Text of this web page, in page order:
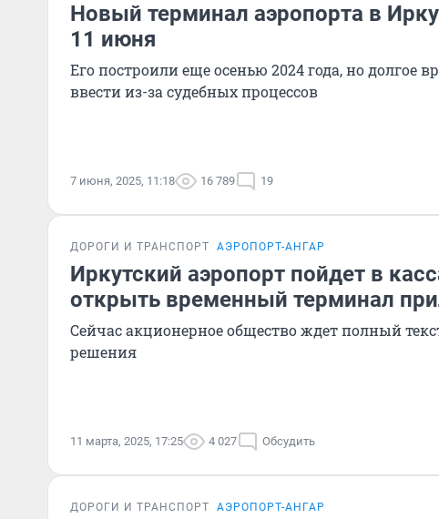
Новый терминал аэропорта в
11 июня
Его построили еще осенью 2024 года, но долгое
ввести из-за судебных процессов
7 июня, 2025, 11:18 16 789 19
ДОРОГИ И ТРАНСПОРТ АЭРОПОРТ-АНГАР
Иркутский аэропорт пойдет в
открыть временный терминал
Сейчас акционерное общество ждет полный
решения
11 марта, 2025, 17:25 4 027 Обсудить
ДОРОГИ И ТРАНСПОРТ АЭРОПОРТ-АНГАР